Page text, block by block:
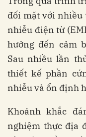
đối mặt với nhiều
nhiễu điện từ
hưởng đến cảm
Sau nhiều lần
thiết kế phần
nhiễu và ổn định
Khoảnh khắc
nghiệm thực địa